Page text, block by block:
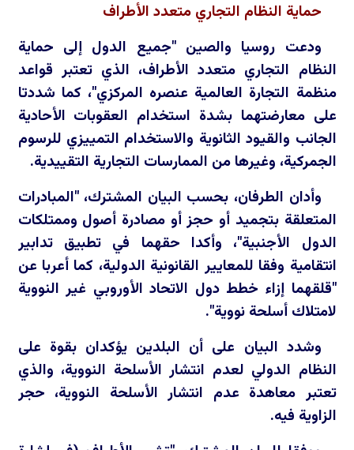
حماية النظام التجاري متعدد الأطراف
ودعت روسيا والصين "جميع الدول إلى حماية
النظام التجاري متعدد الأطراف، الذي تعتبر قواعد
منظمة التجارة العالمية عنصره المركزي"، كما شددتا
على معارضتهما بشدة استخدام العقوبات الأحادية
الجانب والقيود الثانوية والاستخدام التمييزي للرسوم
الجمركية، وغيرها من الممارسات التجارية التقييدية.
وأدان الطرفان، بحسب البيان المشترك، "المبادرات
المتعلقة بتجميد أو حجز أو مصادرة أصول وممتلكات
الدول الأجنبية"، وأكدا حقهما في تطبيق تدابير
انتقامية وفقا للمعايير القانونية الدولية، كما أعربا عن
"قلقهما إزاء خطط دول الاتحاد الأوروبي غير النووية
لامتلاك أسلحة نووية".
وشدد البيان على أن البلدين يؤكدان بقوة على
النظام الدولي لعدم انتشار الأسلحة النووية، والذي
تعتبر معاهدة عدم انتشار الأسلحة النووية، حجر
الزاوية فيه.